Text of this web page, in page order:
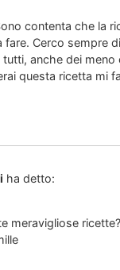
contenta che la
fare. Cerco sempre
anche dei meno
questa ricetta mi
ha detto:
meravigliose